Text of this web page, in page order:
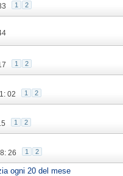
1 2
1 2
02 1 2
1 2
26 1 2
ogni 20 del mese